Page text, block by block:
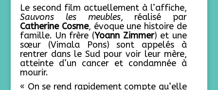
Le second film actuellement à l’affiche,
Sauvons les meubles, réalisé par
Catherine Cosme, évoque une histoire de
famille. Un frère (Yoann Zimmer) et une
sœur (Vimala Pons) sont appelés à
rentrer dans le Sud pour voir leur mère,
atteinte d’un cancer et condamnée à
mourir.
« On se rend rapidement compte qu’elle